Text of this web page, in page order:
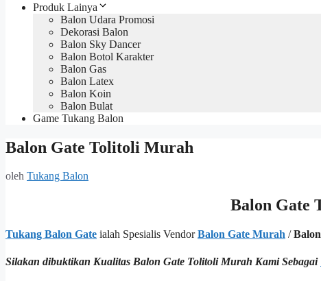
Produk Lainya
Balon Udara Promosi
Dekorasi Balon
Balon Sky Dancer
Balon Botol Karakter
Balon Gas
Balon Latex
Balon Koin
Balon Bulat
Game Tukang Balon
Balon Gate Tolitoli Murah
oleh Tukang Balon
Balon Gate
Tukang Balon Gate ialah Spesialis VendorBalon Gate Murah /
Silakan dibuktikan Kualitas Balon Gate Tolitoli Murah Kami Sebagai